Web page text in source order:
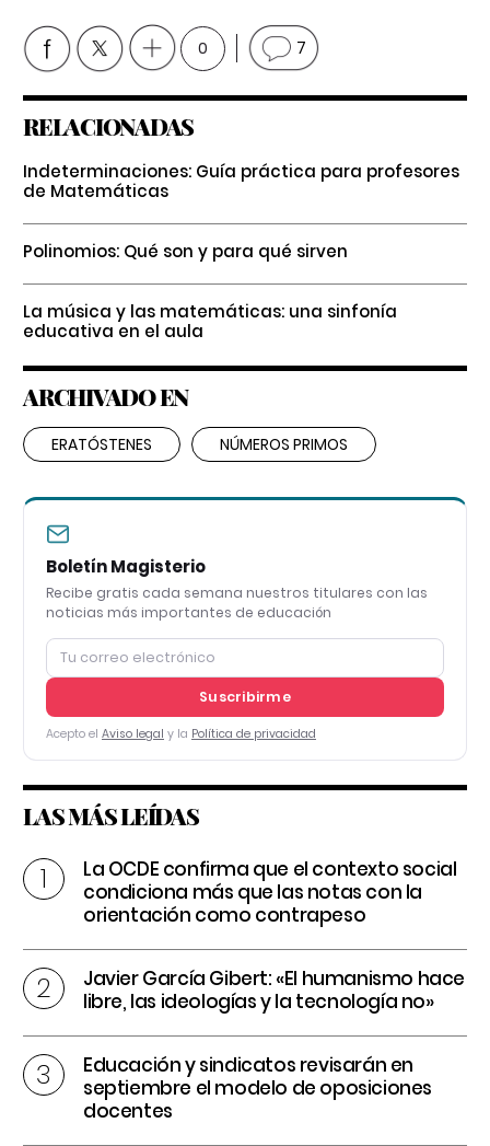
0 7
RELACIONADAS
Indeterminaciones: Guía práctica para profesores
de Matemáticas
Polinomios: Qué son y para qué sirven
La música y las matemáticas: una sinfonía
educativa en el aula
ARCHIVADO EN
ERATÓSTENES NÚMEROS PRIMOS
Boletín Magisterio
Recibe gratis cada semana nuestros titulares con las
noticias más importantes de educación
Suscribirme
Acepto el Aviso legal y la Política de privacidad
LAS MÁS LEÍDAS
La OCDE confirma que el contexto social
condiciona más que las notas con la
orientación como contrapeso
Javier García Gibert: «El humanismo hace
libre, las ideologías y la tecnología no»
Educación y sindicatos revisarán en
septiembre el modelo de oposiciones
docentes